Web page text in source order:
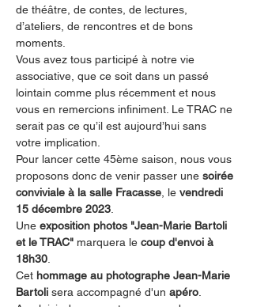
de théâtre, de contes, de lectures,
d’ateliers, de rencontres et de bons
moments.
Vous avez tous participé à notre vie
associative, que ce soit dans un passé
lointain comme plus récemment et nous
vous en remercions infiniment. Le TRAC ne
serait pas ce qu’il est aujourd’hui sans
votre implication.
Pour lancer cette 45ème saison, nous vous
proposons donc de venir passer une soirée
conviviale à la salle Fracasse , le vendredi
15 décembre 2023
Une exposition photos "Jean-Marie Bartoli
et le TRAC" marquera le coup d'envoi à
18h30
Cet hommage au photographe Jean-Marie
Bartoli sera accompagné d'un apéro